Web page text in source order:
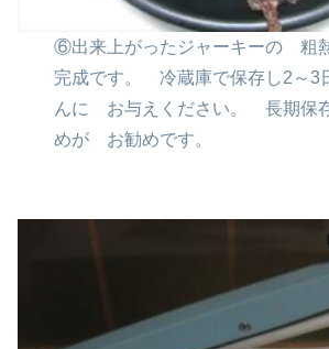
⑥出来上がったジャーキーの 粗
完成です。
冷蔵庫で保存し2～3
んに お与えください。
長期保
めが お勧めです。